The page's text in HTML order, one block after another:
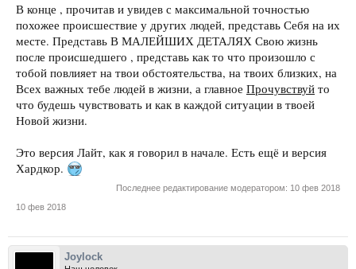
В конце , прочитав и увидев с максимальной точностью
похожее происшествие у других людей, представь Себя на их
месте. Представь В МАЛЕЙШИХ ДЕТАЛЯХ Свою жизнь
после происшедшего , представь как то что произошло с
тобой повлияет на твои обстоятельства, на твоих близких, на
Всех важных тебе людей в жизни, а главное Прочувствуй то
что будешь чувствовать и как в каждой ситуации в твоей
Новой жизни.
Это версия Лайт, как я говорил в начале. Есть ещё и версия
Хардкор.
Последнее редактирование модератором: 10 фев 2018
10 фев 2018
Joylock